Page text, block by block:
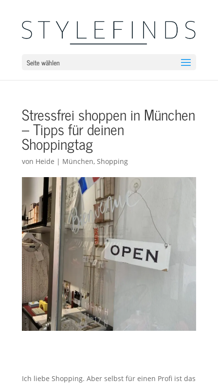
Seite wählen
Stressfrei shoppen in München
– Tipps für deinen
Shoppingtag
von Heide | München, Shopping
Ich liebe Shopping. Aber selbst für einen Profi ist das